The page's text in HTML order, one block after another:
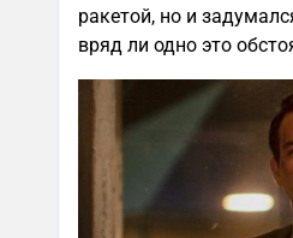
ракетой, но и
вряд ли одно это